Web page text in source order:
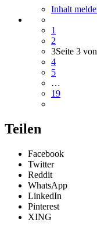
Inhalt
1
2
3Seite 3
4
5
…
19
Teilen
Facebook
Twitter
Reddit
WhatsApp
LinkedIn
Pinterest
XING